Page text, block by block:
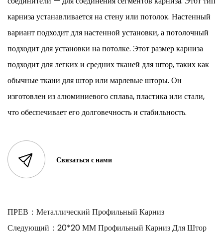
карниза устанавливается на стену или потолок. Настенный
вариант подходит для настенной установки, а потолочный
подходит для установки на потолке. Этот размер карниза
подходит для легких и средних тканей для штор, таких как
обычные ткани для штор или марлевые шторы. Он
изготовлен из алюминиевого сплава, пластика или стали,
что обеспечивает его долговечность и стабильность.
Связаться с нами
ПРЕВ： Металлический Профильный Карниз
Следующий： 20*20 ММ Профильный Карниз Для Штор